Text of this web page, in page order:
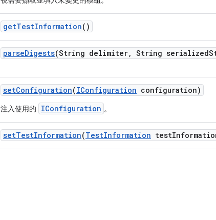
getTestInformation()
parseDigests(String delimiter, String serialized
setConfiguration(IConfiguration configuration)
注入使用的 IConfiguration 。
setTestInformation(TestInformation test